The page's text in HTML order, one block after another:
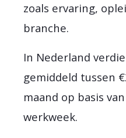
zoals ervaring,
branche.
In Nederland
gemiddeld tussen
maand op basis
werkweek.